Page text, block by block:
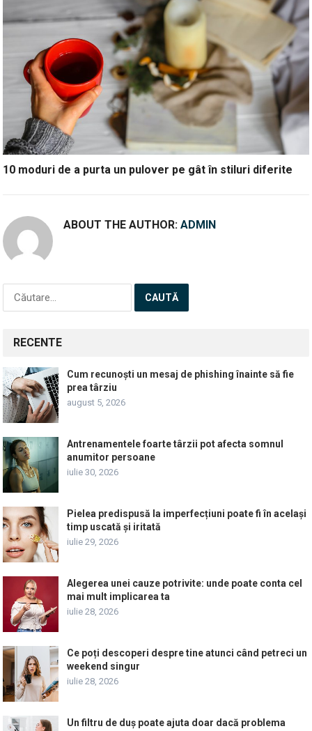
10 moduri de a purta un pulover pe gât în stiluri diferite
ABOUT THE AUTHOR:ADMIN
Caută
RECENTE
Cum recunoști un mesaj de phishing înainte să fie
prea târziu
august 5, 2026
Antrenamentele foarte târzii pot afecta somnul
anumitor persoane
iulie 30, 2026
Pielea predispusă la imperfecțiuni poate fi în același
timp uscată și iritată
iulie 29, 2026
Alegerea unei cauze potrivite: unde poate conta cel
mai mult implicarea ta
iulie 28, 2026
Ce poți descoperi despre tine atunci când petreci un
weekend singur
iulie 28, 2026
Un filtru de duș poate ajuta doar dacă problema